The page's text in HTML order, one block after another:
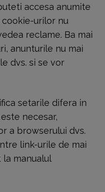
accesa anumite
urilor nu
reclame. Ba mai
anunturile nu mai
dvs. si se vor
setarile difera in
necesar,
a browserului dvs.
link-urile de mai
manualul